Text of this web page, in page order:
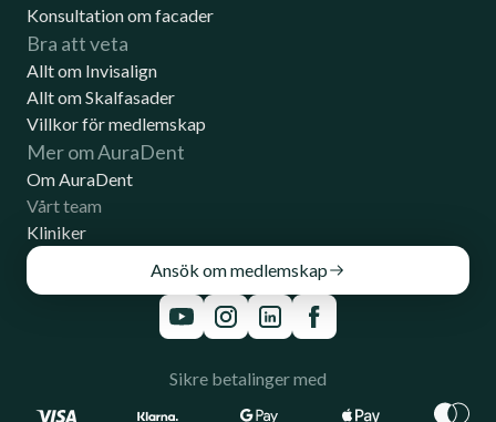
Konsultation om facader
Bra att veta
Allt om Invisalign
Allt om Skalfasader
Villkor för medlemskap
Mer om AuraDent
Om AuraDent
Vårt team
Kliniker
Ansök om medlemskap
Sikre betalinger med